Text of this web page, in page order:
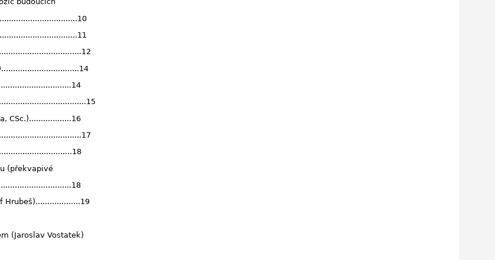
CSc.)..................16
(překvapivé
Hrubeš)...................19
(Jaroslav Vostatek)